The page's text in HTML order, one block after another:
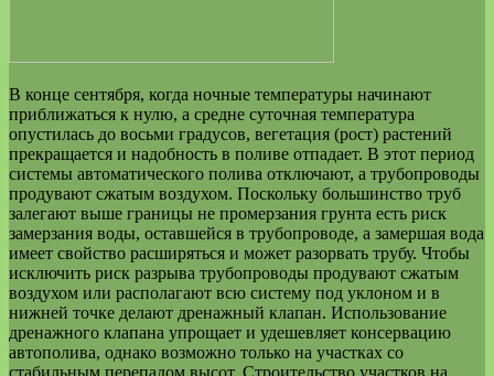
В конце сентября, когда ночные температуры начинают
приближаться к нулю, а средне суточная температура
опустилась до восьми градусов, вегетация (рост) растений
прекращается и надобность в поливе отпадает. В этот период
системы автоматического полива отключают, а трубопроводы
продувают сжатым воздухом. Поскольку большинство труб
залегают выше границы не промерзания грунта есть риск
замерзания воды, оставшейся в трубопроводе, а замершая вода
имеет свойство расширяться и может разорвать трубу. Чтобы
исключить риск разрыва трубопроводы продувают сжатым
воздухом или располагают всю систему под уклоном и в
нижней точке делают дренажный клапан. Использование
дренажного клапана упрощает и удешевляет консервацию
автополива, однако возможно только на участках со
стабильным перепадом высот. Строительство участков на